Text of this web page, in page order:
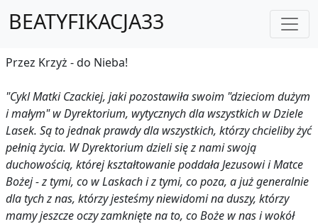
BEATYFIKACJA33
Przez Krzyż - do Nieba!
"Cykl Matki Czackiej, jaki pozostawiła swoim "dzieciom dużym
i małym" w Dyrektorium, wytycznych dla wszystkich w Dziele
Lasek. Są to jednak prawdy dla wszystkich, którzy chcieliby żyć
pełnią życia. W Dyrektorium dzieli się z nami swoją
duchowością, której kształtowanie poddała Jezusowi i Matce
Bożej - z tymi, co w Laskach i z tymi, co poza, a już generalnie
dla tych z nas, którzy jesteśmy niewidomi na duszy, którzy
mamy jeszcze oczy zamknięte na to, co Boże w nas i wokół